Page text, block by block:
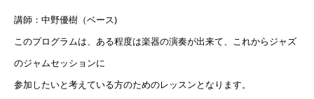
講師：中野優樹（ベース)
このプログラムは、ある程度は楽器の演奏が出来て、これからジャズ
のジャムセッションに
参加したいと考えている方のためのレッスンとなります。